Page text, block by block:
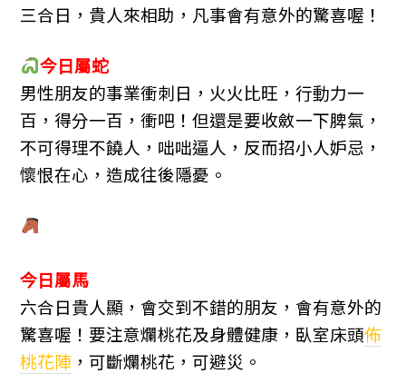
三合日，貴人來相助，凡事會有意外的驚喜喔！
今日屬蛇
男性朋友的事業衝刺日，火火比旺，行動力一
百，得分一百，衝吧！但還是要收斂一下脾氣，
不可得理不饒人，咄咄逼人，反而招小人妒忌，
懷恨在心，造成往後隱憂。
今日屬馬
六合日貴人顯，會交到不錯的朋友，會有意外的
驚喜喔！要注意爛桃花及身體健康，臥室床頭佈
桃花陣 ，可斷爛桃花，可避災。